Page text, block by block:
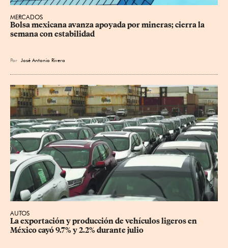
MERCADOS
Bolsa mexicana avanza apoyada por mineras; cierra la
semana con estabilidad
Por José Antonio Rivera
AUTOS
La exportación y producción de vehículos ligeros en
México cayó 9.7% y 2.2% durante julio